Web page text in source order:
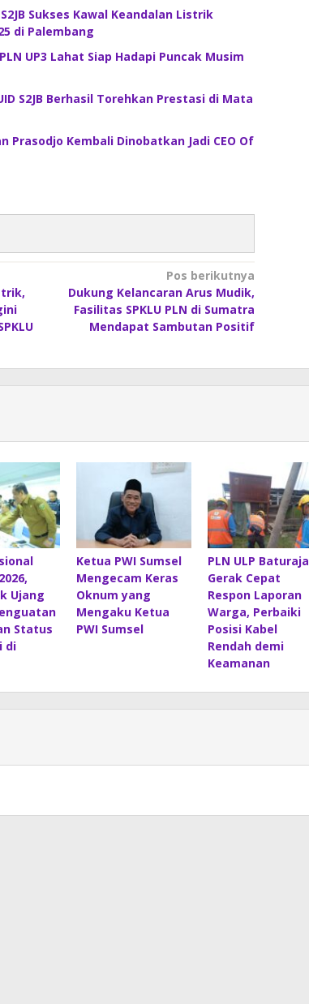
Sukses Kawal Keandalan Listrik
di Palembang
UP3 Lahat Siap Hadapi Puncak Musim
S2JB Berhasil Torehkan Prestasi di Mata
Prasodjo Kembali Dinobatkan Jadi CEO Of
Pos berikutnya
Dukung Kelancaran Arus Mudik,
Fasilitas SPKLU PLN di Sumatra
Mendapat Sambutan Positif
Ujang
Status
di
Ketua PWI Sumsel
Mengecam Keras
Oknum yang
Mengaku Ketua
PWI Sumsel
PLN ULP Baturaja
Gerak Cepat
Respon Laporan
Warga, Perbaiki
Posisi Kabel
Rendah demi
Keamanan